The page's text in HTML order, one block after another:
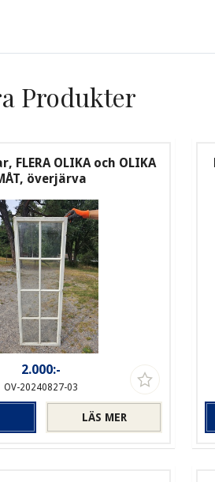
Produkter
FLERA OLIKA och OLIKA
överjärva
2.000:-
OV-20240827-03
LÄS MER